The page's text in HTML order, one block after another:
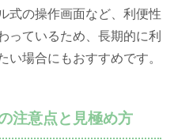
式の操作画面など、利便性
っているため、長期的に利
い場合にもおすすめです。
注意点と見極め方